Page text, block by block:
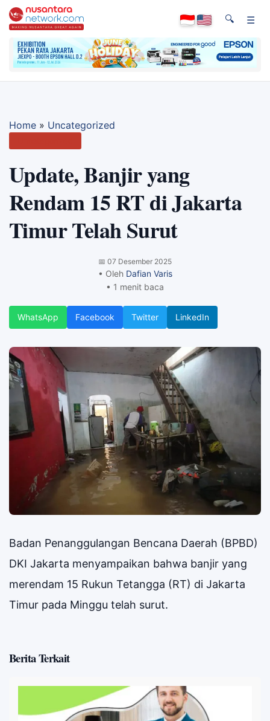
🔍 ☰
Home » Uncategorized
Update, Banjir yang
Rendam 15 RT di Jakarta
Timur Telah Surut
📅 07 Desember 2025
• Oleh Dafian Varis
• 1 menit baca
WhatsApp Facebook Twitter LinkedIn
Badan Penanggulangan Bencana Daerah (BPBD)
DKI Jakarta menyampaikan bahwa banjir yang
merendam 15 Rukun Tetangga (RT) di Jakarta
Timur pada Minggu telah surut.
Berita Terkait